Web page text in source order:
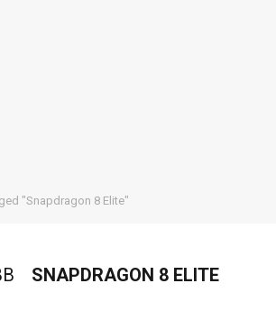
"Snapdragon 8 Elite"
SNAPDRAGON 8 ELITE